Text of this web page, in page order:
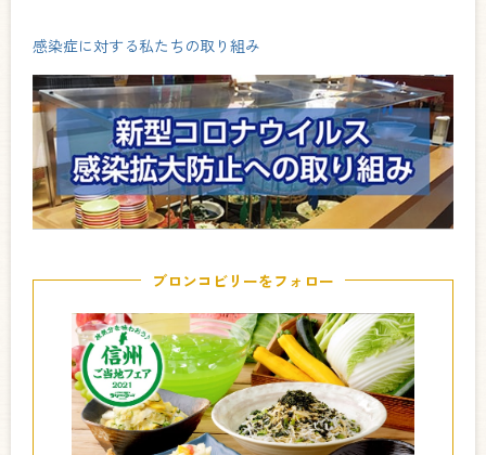
感染症に対する私たちの取り組み
ブロンコビリーをフォロー